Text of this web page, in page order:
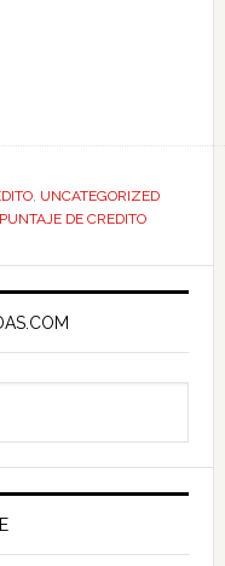
, UNCATEGORIZED
PUNTAJE DE CREDITO